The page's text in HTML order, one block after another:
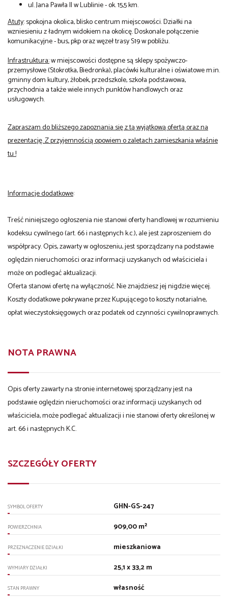
ul. Jana Pawła II w Lublinie - ok. 15,5 km.
Atuty: spokojna okolica, blisko centrum miejscowości. Działki na
wzniesieniu z ładnym widokiem na okolicę. Doskonale połączenie
komunikacyjne - bus, pkp oraz węzeł trasy S19 w pobliżu.
Infrastruktura:w miejscowości dostępne są sklepy spożywczo-
przemysłowe (Stokrotka, Biedronka), placówki kulturalne i oświatowe m.in.
gminny dom kultury, żłobek, przedszkole, szkoła podstawowa,
przychodnia a także wiele innych punktów handlowych oraz
usługowych.
Zapraszam do bliższego zapoznania się z tą wyjątkową ofertą oraz na
prezentację. Z przyjemnością opowiem o zaletach zamieszkania właśnie
tu !
Informacje dodatkowe:
Treść niniejszego ogłoszenia nie stanowi oferty handlowej w rozumieniu
kodeksu cywilnego (art. 66 i następnych k.c.), ale jest zaproszeniem do
współpracy. Opis, zawarty w ogłoszeniu, jest sporządzany na podstawie
oględzin nieruchomości oraz informacji uzyskanych od właściciela i
może on podlegać aktualizacji.
Oferta stanowi ofertę na wyłączność. Nie znajdziesz jej nigdzie więcej.
Koszty dodatkowe pokrywane przez Kupującego to koszty notarialne,
opłat wieczystoksięgowych oraz podatek od czynności cywilnoprawnych.
NOTA PRAWNA
Opis oferty zawarty na stronie internetowej sporządzany jest na
podstawie oględzin nieruchomości oraz informacji uzyskanych od
właściciela, może podlegać aktualizacji i nie stanowi oferty określonej w
art. 66 i następnych K.C.
SZCZEGÓŁY OFERTY
SYMBOL OFERTY GHN-GS-247
POWIERZCHNIA 909,00 m²
PRZEZNACZENIE DZIAŁKI mieszkaniowa
WYMIARY DZIAŁKI 25,1 x 33,2 m
STAN PRAWNY własność